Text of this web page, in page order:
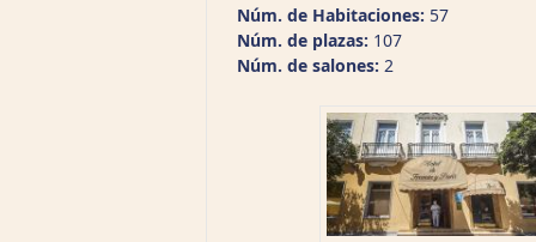
Núm. de Habitaciones: 57
Núm. de plazas: 107
Núm. de salones: 2